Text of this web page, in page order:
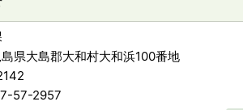
県大島郡大和村大和浜100番地
57-2957